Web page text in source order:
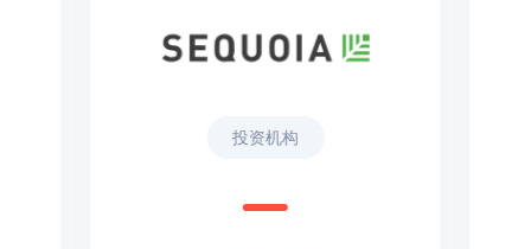
投资机构